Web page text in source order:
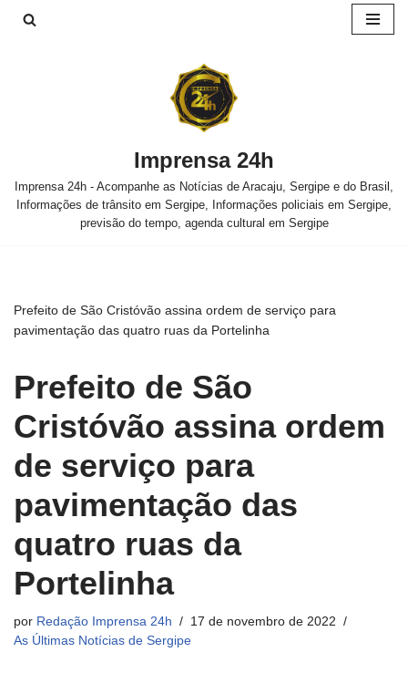
Imprensa 24h
Imprensa 24h - Acompanhe as Notícias de Aracaju, Sergipe e do Brasil,
Informações de trânsito em Sergipe, Informações policiais em Sergipe,
previsão do tempo, agenda cultural em Sergipe
Prefeito de São Cristóvão assina ordem de serviço para
pavimentação das quatro ruas da Portelinha
Prefeito de São
Cristóvão assina ordem
de serviço para
pavimentação das
quatro ruas da
Portelinha
por Redação Imprensa 24h
17 de novembro de 2022
As Últimas Notícias de Sergipe